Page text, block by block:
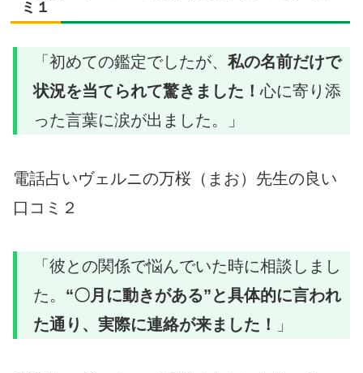
ミ１
「初めての鑑定でしたが、 私の名前だけで
状況を当てられて驚きました！心に寄り添
った言葉に涙が出ました。」
電話占いヴェルニの万桜（まお）先生の良い
口コミ２
「彼との関係で悩んでいた時に相談しまし
た。 “〇月に動きがある”と具体的に言われ
た通り、実際に連絡が来ました！
」